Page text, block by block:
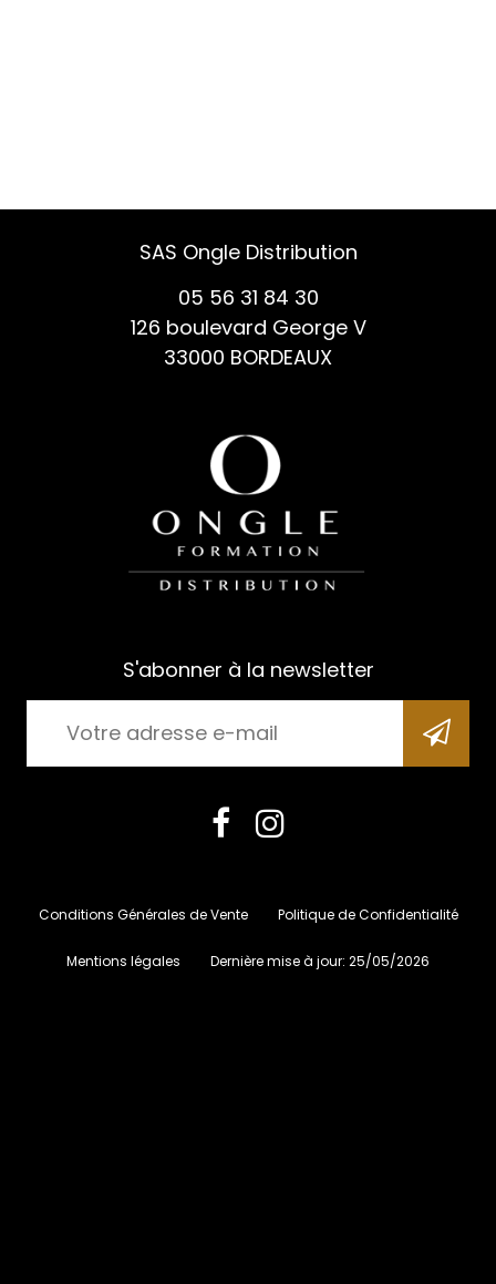
SAS Ongle Distribution
05 56 31 84 30
126 boulevard George V
33000 BORDEAUX
S'abonner à la newsletter
Conditions Générales de Vente Politique de Confidentialité
Mentions légales Dernière mise à jour: 25/05/2026